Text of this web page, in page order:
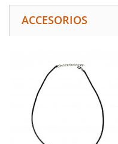
ACCESORIOS